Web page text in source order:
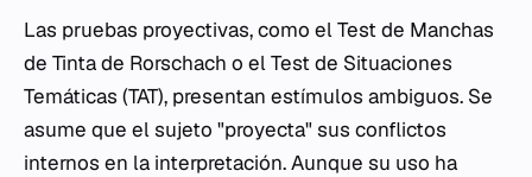
Las pruebas proyectivas, como el Test de Manchas
de Tinta de Rorschach o el Test de Situaciones
Temáticas (TAT), presentan estímulos ambiguos. Se
asume que el sujeto "proyecta" sus conflictos
internos en la interpretación. Aunque su uso ha